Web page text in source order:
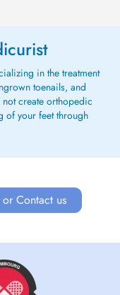
mes
in the treatment
toenails, and
create orthopedic
of your feet through
Contact us